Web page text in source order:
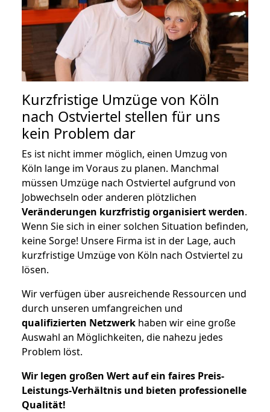
Kurzfristige Umzüge von Köln
nach Ostviertel stellen für uns
kein Problem dar
Es ist nicht immer möglich, einen Umzug von
Köln lange im Voraus zu planen. Manchmal
müssen Umzüge nach Ostviertel aufgrund von
Jobwechseln oder anderen plötzlichen
Veränderungen kurzfristig organisiert werden.
Wenn Sie sich in einer solchen Situation befinden,
keine Sorge! Unsere Firma ist in der Lage, auch
kurzfristige Umzüge von Köln nach Ostviertel zu
lösen.
Wir verfügen über ausreichende Ressourcen und
durch unseren umfangreichen und
qualifizierten Netzwerk haben wir eine große
Auswahl an Möglichkeiten, die nahezu jedes
Problem löst.
Wir legen großen Wert auf ein faires Preis-
Leistungs-Verhältnis und bieten professionelle
Qualität!